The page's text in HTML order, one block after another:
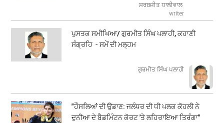
ਸਰਬਜੀਤ ਧਾਲੀਵਾਲ
writer
ਪੁਸਤਕ ਸਮੀਖਿਆ/ ਗੁਰਮੀਤ ਸਿੰਘ ਪਲਾਹੀ, ਕਹਾਣੀ
ਸੰਗ੍ਰਹਿ - ਸਮੇਂ ਦੀ ਮਲ੍ਹਮ
ਗੁਰਮੀਤ ਸਿੰਘ ਪਲਾਹੀ
"ਹੌਸਲਿਆਂ ਦੀ ਉਡਾਣ: ਜਲੰਧਰ ਦੀ ਧੀ ਪਲਕ ਕੋਹਲੀ ਨੇ
ਦੁਨੀਆ ਦੇ ਬੈਡਮਿੰਟਨ ਕੋਰਟ 'ਤੇ ਲਹਿਰਾਇਆ ਤਿਰੰਗਾ"